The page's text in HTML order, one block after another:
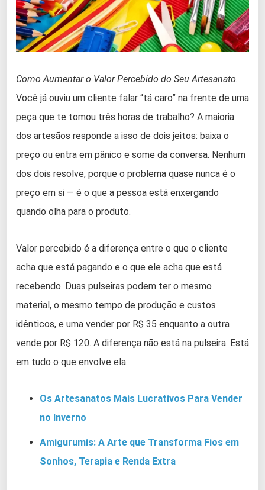
Como Aumentar o Valor Percebido do Seu Artesanato.
Você já ouviu um cliente falar “tá caro” na frente de uma
peça que te tomou três horas de trabalho? A maioria
dos artesãos responde a isso de dois jeitos: baixa o
preço ou entra em pânico e some da conversa. Nenhum
dos dois resolve, porque o problema quase nunca é o
preço em si — é o que a pessoa está enxergando
quando olha para o produto.
Valor percebido é a diferença entre o que o cliente
acha que está pagando e o que ele acha que está
recebendo. Duas pulseiras podem ter o mesmo
material, o mesmo tempo de produção e custos
idênticos, e uma vender por R$ 35 enquanto a outra
vende por R$ 120. A diferença não está na pulseira. Está
em tudo o que envolve ela.
Os Artesanatos Mais Lucrativos Para Vender
no Inverno
Amigurumis: A Arte que Transforma Fios em
Sonhos, Terapia e Renda Extra